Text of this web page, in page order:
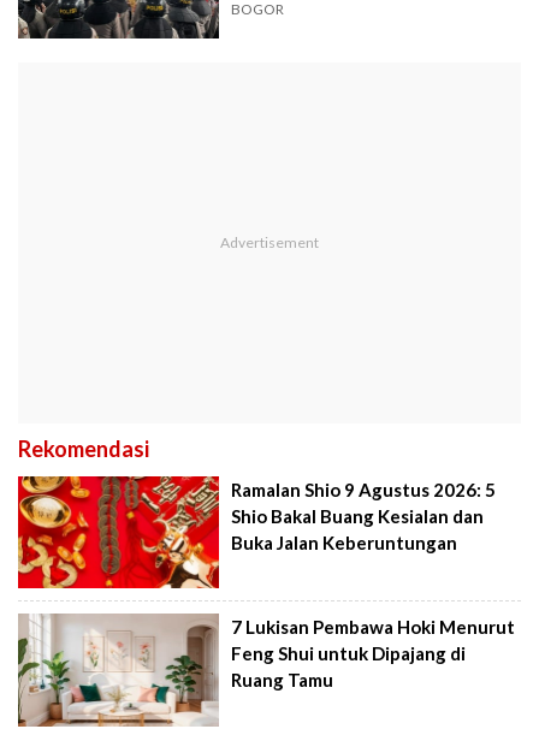
Faktanya
BOGOR
Rekomendasi
Ramalan Shio 9 Agustus 2026: 5
Shio Bakal Buang Kesialan dan
Buka Jalan Keberuntungan
7 Lukisan Pembawa Hoki Menurut
Feng Shui untuk Dipajang di
Ruang Tamu